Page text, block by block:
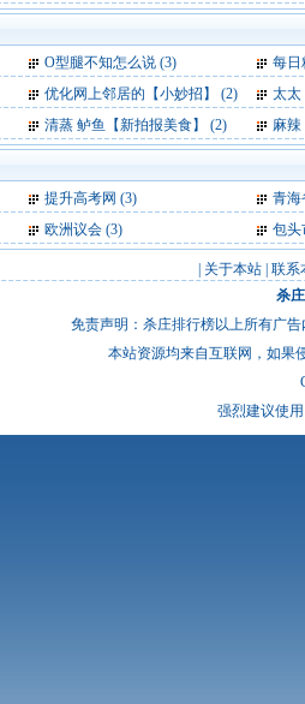
O型腿不知怎么说 (3)
每日
优化网上邻居的【小妙招】 (2)
太太
清蒸 鲈鱼【新拍报美食】 (2) 麻
提升高考网 (3)
青海
欧洲议会 (3) 包头
关于本站 联系
杀
免责声明：杀庄排行榜以上所有广
本站资源均来自互联网，如果
强烈建议使